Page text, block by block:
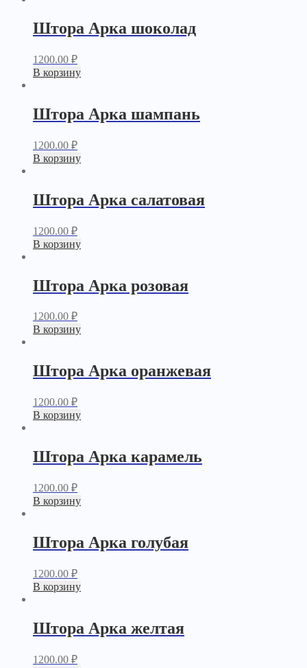
Штора Арка шоколад
1200.00 ₽
В корзину
Штора Арка шампань
1200.00 ₽
В корзину
Штора Арка салатовая
1200.00 ₽
В корзину
Штора Арка розовая
1200.00 ₽
В корзину
Штора Арка оранжевая
1200.00 ₽
В корзину
Штора Арка карамель
1200.00 ₽
В корзину
Штора Арка голубая
1200.00 ₽
В корзину
Штора Арка желтая
1200.00 ₽